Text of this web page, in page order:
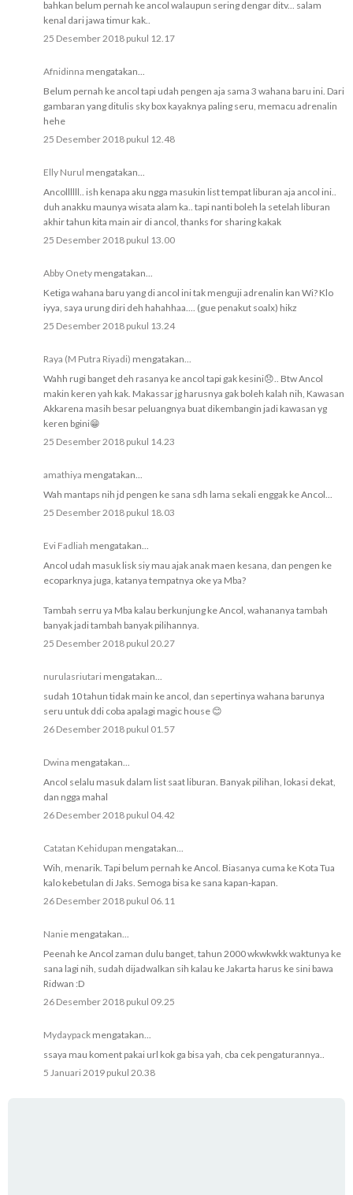
bahkan belum pernah ke ancol walaupun sering dengar ditv... salam
kenal dari jawa timur kak..
25 Desember 2018 pukul 12.17
Afnidinna mengatakan...
Belum pernah ke ancol tapi udah pengen aja sama 3 wahana baru ini. Dari
gambaran yang ditulis sky box kayaknya paling seru, memacu adrenalin
hehe
25 Desember 2018 pukul 12.48
Elly Nurul mengatakan...
Ancollllll.. ish kenapa aku ngga masukin list tempat liburan aja ancol ini..
duh anakku maunya wisata alam ka.. tapi nanti boleh la setelah liburan
akhir tahun kita main air di ancol, thanks for sharing kakak
25 Desember 2018 pukul 13.00
Abby Onety mengatakan...
Ketiga wahana baru yang di ancol ini tak menguji adrenalin kan Wi? Klo
iyya, saya urung diri deh hahahhaa.... (gue penakut soalx) hikz
25 Desember 2018 pukul 13.24
Raya (M Putra Riyadi) mengatakan...
Wahh rugi banget deh rasanya ke ancol tapi gak kesini😞.. Btw Ancol
makin keren yah kak. Makassar jg harusnya gak boleh kalah nih, Kawasan
Akkarena masih besar peluangnya buat dikembangin jadi kawasan yg
keren bgini😁
25 Desember 2018 pukul 14.23
amathiya mengatakan...
Wah mantaps nih jd pengen ke sana sdh lama sekali enggak ke Ancol...
25 Desember 2018 pukul 18.03
Evi Fadliah mengatakan...
Ancol udah masuk lisk siy mau ajak anak maen kesana, dan pengen ke
ecoparknya juga, katanya tempatnya oke ya Mba?
Tambah serru ya Mba kalau berkunjung ke Ancol, wahananya tambah
banyak jadi tambah banyak pilihannya.
25 Desember 2018 pukul 20.27
nurulasriutari mengatakan...
sudah 10 tahun tidak main ke ancol, dan sepertinya wahana barunya
seru untuk ddi coba apalagi magic house 😊
26 Desember 2018 pukul 01.57
Dwina mengatakan...
Ancol selalu masuk dalam list saat liburan. Banyak pilihan, lokasi dekat,
dan ngga mahal
26 Desember 2018 pukul 04.42
Catatan Kehidupan mengatakan...
Wih, menarik. Tapi belum pernah ke Ancol. Biasanya cuma ke Kota Tua
kalo kebetulan di Jaks. Semoga bisa ke sana kapan-kapan.
26 Desember 2018 pukul 06.11
Nanie mengatakan...
Peenah ke Ancol zaman dulu banget, tahun 2000 wkwkwkk waktunya ke
sana lagi nih, sudah dijadwalkan sih kalau ke Jakarta harus ke sini bawa
Ridwan :D
26 Desember 2018 pukul 09.25
Mydaypack mengatakan...
ssaya mau koment pakai url kok ga bisa yah, cba cek pengaturannya..
5 Januari 2019 pukul 20.38